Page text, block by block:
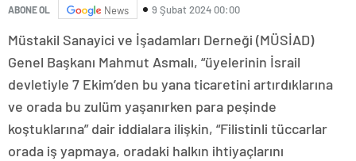
ABONE OL News 9 Şubat 2024 00:00
Müstakil Sanayici ve İşadamları Derneği (MÜSİAD)
Genel Başkanı Mahmut Asmalı, “üyelerinin İsrail
devletiyle 7 Ekim’den bu yana ticaretini artırdıklarına
ve orada bu zulüm yaşanırken para peşinde
koştuklarına” dair iddialara ilişkin, “Filistinli tüccarlar
orada iş yapmaya, oradaki halkın ihtiyaçlarını